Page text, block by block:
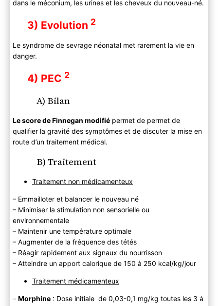
dans le méconium, les urines et les cheveux du nouveau-né.
3) Evolution 2
Le syndrome de sevrage néonatal met rarement la vie en
danger.
4) PEC 2
A) Bilan
Le score de Finnegan modifiépermet de permet de
qualifier la gravité des symptômes et de discuter la mise en
route d’un traitement médical.
B) Traitement
Traitement non médicamenteux
– Emmailloter et balancer le nouveau né
– Minimiser la stimulation non sensorielle ou
environnementale
– Maintenir une température optimale
– Augmenter de la fréquence des tétés
– Réagir rapidement aux signaux du nourrisson
– Atteindre un apport calorique de 150 à 250 kcal/kg/jour
Traitement médicamenteux
– Morphine: Dose initiale de 0,03-0,1 mg/kg toutes les 3 à